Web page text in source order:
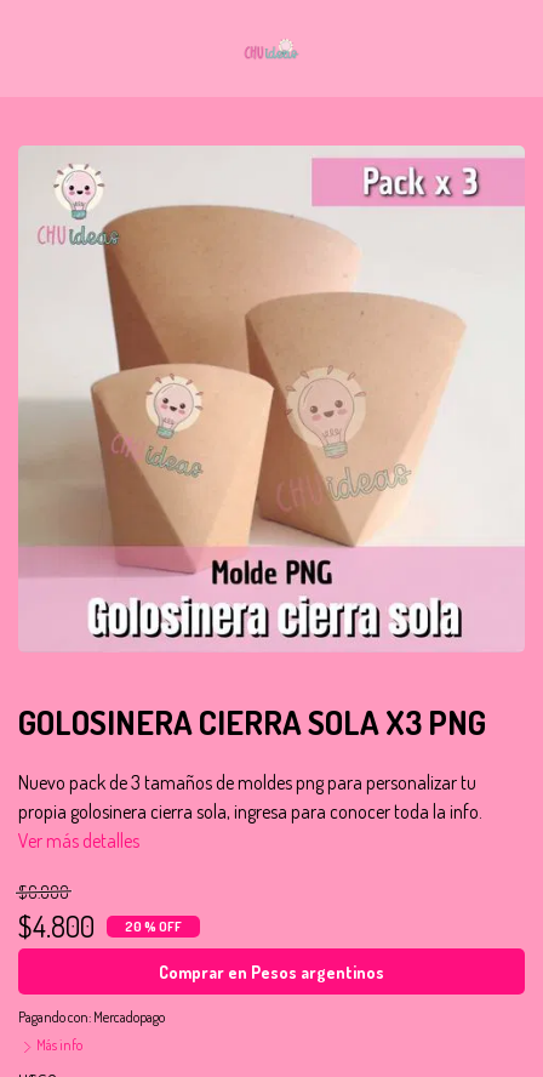
GOLOSINERA CIERRA SOLA X3 PNG
Nuevo pack de 3 tamaños de moldes png para personalizar tu
propia golosinera cierra sola, ingresa para conocer toda la info.
Ver más detalles
$6.000
$4.800 20 % OFF
Comprar en Pesos argentinos
Pagando con: Mercadopago
Más info